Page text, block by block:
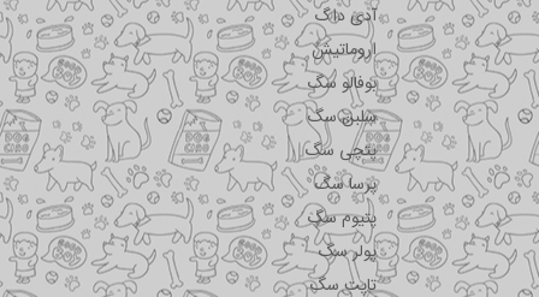
آدی داگ
اروماتیش
بوفالو سگ
سلبن سگ
پتچی سگ
پرسا سگ
پتیوم سگ
پولر سگ
تاپت سگ